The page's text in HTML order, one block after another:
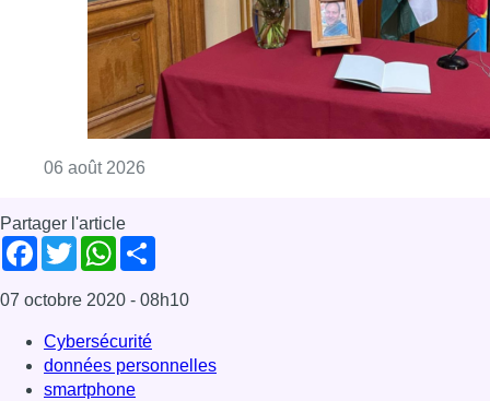
06 août 2026
Partager l'article
Facebook
TwitterWhatsApp
07 octobre 2020 - 08h10
Cybersécurité
données personnelles
smartphone